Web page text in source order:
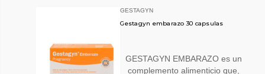
GESTAGYN
Gestagyn embarazo 30 capsulas
GESTAGYN EMBARAZO es un
complemento alimenticio que,